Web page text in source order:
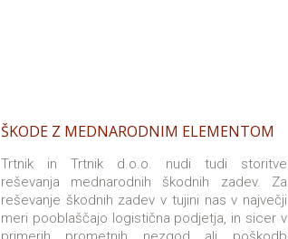
ŠKODE Z MEDNARODNIM ELEMENTOM
Trtnik in Trtnik d.o.o. nudi tudi storitve
reševanja mednarodnih škodnih zadev. Za
reševanje škodnih zadev v tujini nas v največji
meri pooblaščajo logistična podjetja, in sicer v